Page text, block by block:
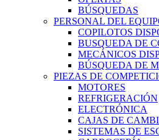
BÚSQUEDAS
PERSONAL DEL
COPILOTOS
BUSQUEDA DE
MECÁNICOS
BÚSQUEDA DE
PIEZAS DE
MOTORES
REFRIGERACIÓN
ELECTRÓNICA
CAJAS DE
SISTEMAS DE